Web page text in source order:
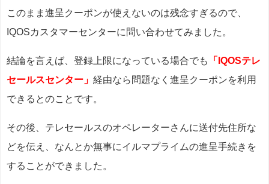
このまま進呈クーポンが使えないのは残念すぎるので、
IQOSカスタマーセンターに問い合わせてみました。
結論を言えば、登録上限になっている場合でも
「IQOSテレ
セールスセンター」 経由なら問題なく進呈クーポンを利用
できるとのことです。
その後、テレセールスのオペレーターさんに送付先住所な
どを伝え、なんとか無事にイルマプライムの進呈手続きを
することができました。